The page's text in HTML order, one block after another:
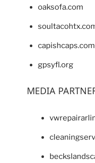
oaksofa.com
capishcaps.com
gpsyfl.org
MEDIA